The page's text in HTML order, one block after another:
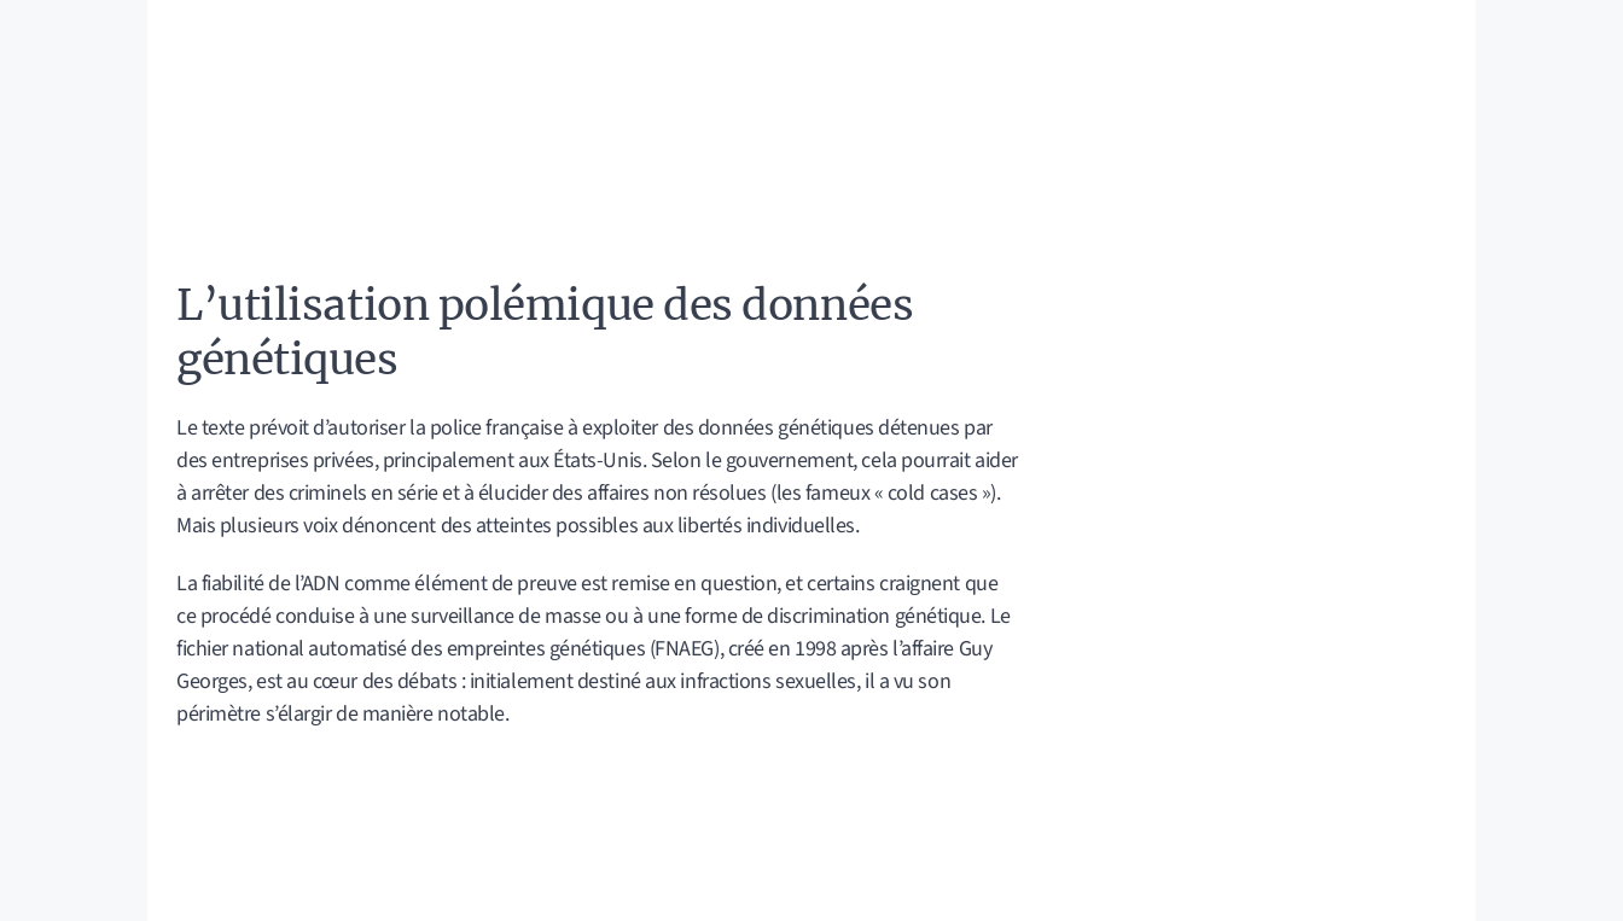
L’utilisation polémique des données
génétiques
Le texte prévoit d’autoriser la police française à exploiter des données génétiques détenues par
des entreprises privées, principalement aux États-Unis. Selon le gouvernement, cela pourrait aider
à arrêter des criminels en série et à élucider des affaires non résolues (les fameux « cold cases »).
Mais plusieurs voix dénoncent des atteintes possibles aux libertés individuelles.
La fiabilité de l’ADN comme élément de preuve est remise en question, et certains craignent que
ce procédé conduise à une surveillance de masse ou à une forme de discrimination génétique. Le
fichier national automatisé des empreintes génétiques (FNAEG), créé en 1998 après l’affaire Guy
Georges, est au cœur des débats : initialement destiné aux infractions sexuelles, il a vu son
périmètre s’élargir de manière notable.